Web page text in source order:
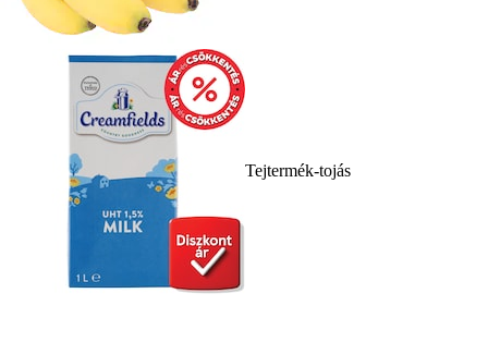
Tejtermék-tojás